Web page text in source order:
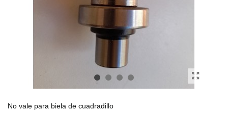
No vale para biela de cuadradillo